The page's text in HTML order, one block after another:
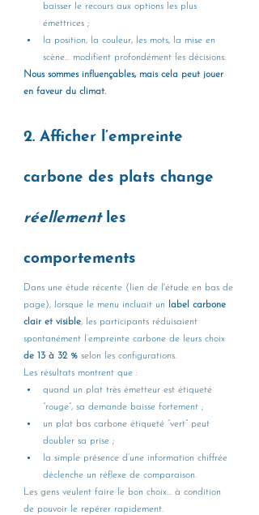
baisser le recours aux options les plus
émettrices ;
la position, la couleur, les mots, la mise en
scène… modifient profondément les décisions.
Nous sommes influençables, mais cela peut jouer
en faveur du climat.
2. Afficher l’empreinte
carbone des plats change
réellement les
comportements
Dans une étude récente (lien de l'étude en bas de
page), lorsque le menu incluait un
label carbone
clair et visible, les participants réduisaient
spontanément l’empreinte carbone de leurs choix
de 13 à 32 % selon les configurations.
Les résultats montrent que :
quand un plat très émetteur est étiqueté
“rouge”, sa demande baisse fortement ;
un plat bas carbone étiqueté “vert” peut
doubler sa prise ;
la simple présence d’une information chiffrée
déclenche un réflexe de comparaison.
Les gens veulent faire le bon choix… à condition
de pouvoir le repérer rapidement.